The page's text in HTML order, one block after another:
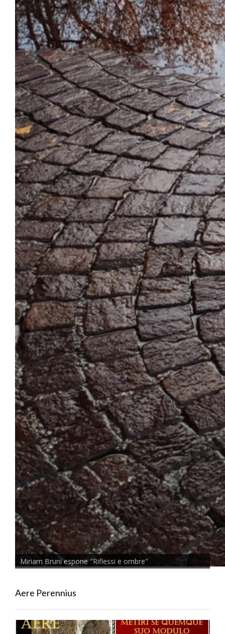
Miriam Bruni espone "Riflessi e ombre"
Aere Perennius